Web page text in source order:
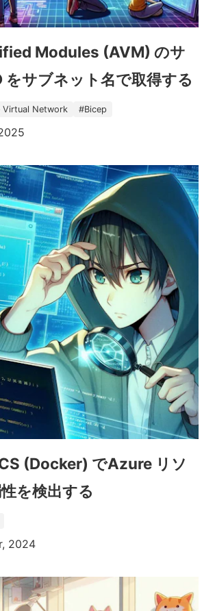
Modules (AVM) のサ
をサブネット名で取得する
Virtual Network #Bicep
(Docker) でAzure リソ
を検出する
2024